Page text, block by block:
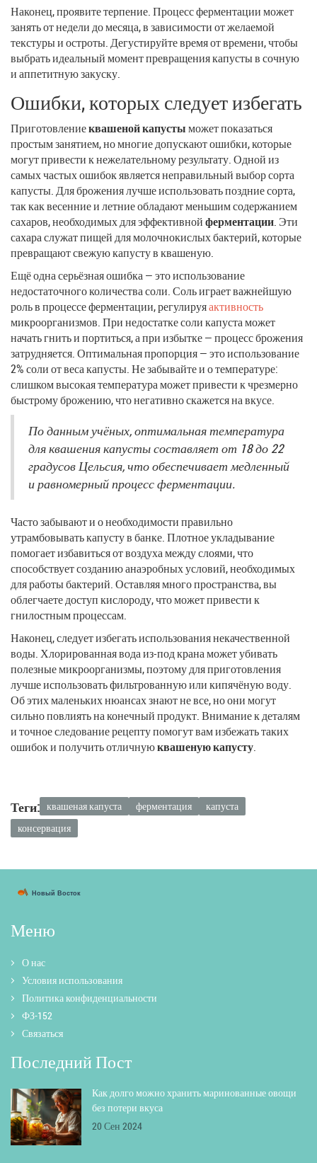
Наконец, проявите терпение. Процесс ферментации может
занять от недели до месяца, в зависимости от желаемой
текстуры и остроты. Дегустируйте время от времени, чтобы
выбрать идеальный момент превращения капусты в сочную
и аппетитную закуску.
Ошибки, которых следует избегать
Приготовлениеквашеной капустыможет показаться
простым занятием, но многие допускают ошибки, которые
могут привести к нежелательному результату. Одной из
самых частых ошибок является неправильный выбор сорта
капусты. Для брожения лучше использовать поздние сорта,
так как весенние и летние обладают меньшим содержанием
сахаров, необходимых для эффективнойферментации. Эти
сахара служат пищей для молочнокислых бактерий, которые
превращают свежую капусту в квашеную.
Ещё одна серьёзная ошибка — это использование
недостаточного количества соли. Соль играет важнейшую
роль в процессе ферментации, регулируяактивность
микроорганизмов. При недостатке соли капуста может
начать гнить и портиться, а при избытке — процесс брожения
затрудняется. Оптимальная пропорция — это использование
2% соли от веса капусты. Не забывайте и о температуре:
слишком высокая температура может привести к чрезмерно
быстрому брожению, что негативно скажется на вкусе.
По данным учёных, оптимальная температура
для квашения капусты составляет от 18 до 22
градусов Цельсия, что обеспечивает медленный
и равномерный процесс ферментации.
Часто забывают и о необходимости правильно
утрамбовывать капусту в банке. Плотное укладывание
помогает избавиться от воздуха между слоями, что
способствует созданию анаэробных условий, необходимых
для работы бактерий. Оставляя много пространства, вы
облегчаете доступ кислороду, что может привести к
гнилостным процессам.
Наконец, следует избегать использования некачественной
воды. Хлорированная вода из-под крана может убивать
полезные микроорганизмы, поэтому для приготовления
лучше использовать фильтрованную или кипячёную воду.
Об этих маленьких нюансах знают не все, но они могут
сильно повлиять на конечный продукт. Внимание к деталям
и точное следование рецепту помогут вам избежать таких
ошибок и получить отличнуюквашеную капусту.
Теги: квашеная капуста ферментация
капуста
консервация
Меню
О нас
Условия использования
Политика конфиденциальности
ФЗ-152
Связаться
Последний Пост
Как долго можно хранить маринованные овощи
без потери вкуса
20 Сен 2024